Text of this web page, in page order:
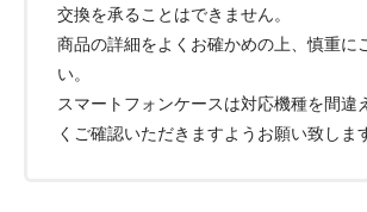
交換を承ることはできません。
商品の詳細をよくお確かめの上、慎重に
い。
スマートフォンケースは対応機種を間違
くご確認いただきますようお願い致しま